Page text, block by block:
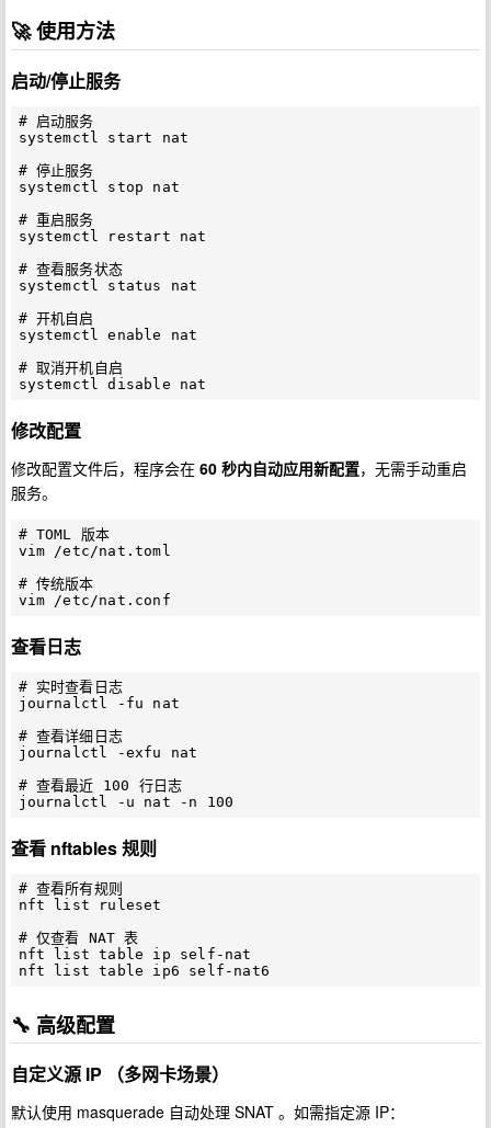
🚀 使用方法
启动/停止服务
# 启动服务
systemctl start nat
# 停止服务
systemctl stop nat
# 重启服务
systemctl restart nat
# 查看服务状态
systemctl status nat
# 开机自启
systemctl enable nat
# 取消开机自启
修改配置
修改配置文件后，程序会在 60 秒内自动应用新配置，无需手动重启
服务。
# TOML 版本
vim /etc/nat.toml
# 传统版本
查看日志
# 实时查看日志
journalctl -fu nat
# 查看详细日志
journalctl -exfu nat
# 查看最近 100 行日志
查看 nftables 规则
# 查看所有规则
nft list ruleset
# 仅查看 NAT 表
nft list table ip self-nat
🔧 高级配置
自定义源 IP （多网卡场景）
默认使用 masquerade 自动处理 SNAT 。如需指定源 IP：